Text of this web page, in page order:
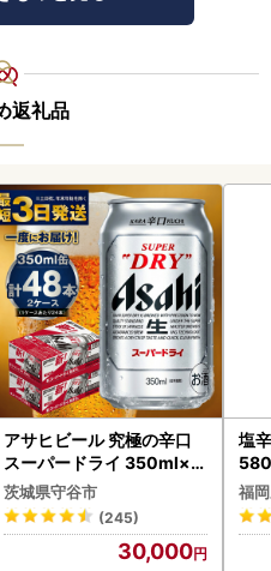
返礼品
アサヒビール 究極の辛口
スーパードライ 350ml×4
8本 ビール
茨城県守谷市
(245)
30,000
塩
福